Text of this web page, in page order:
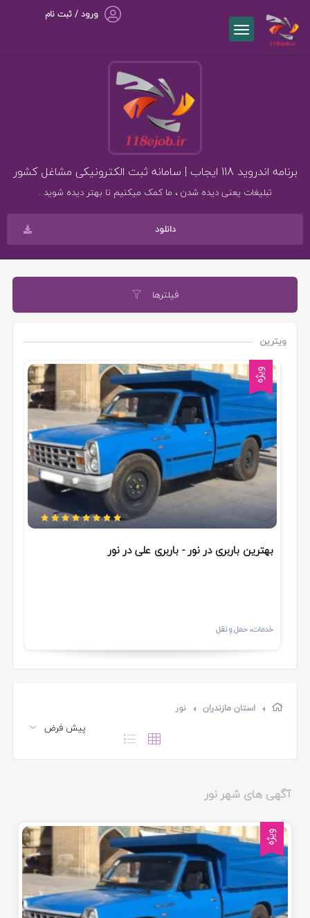
ورود / ثبت نام
برنامه اندروید 118 ایجاب | سامانه ثبت الکترونیکی مشاغل کشور
تبلیغات یعنی دیده شدن ، ما کمک میکنیم تا بهتر دیده شوید .
دانلود
فیلترها
ویترین
ویژه
بهترین باربری در نور - باربری علی در نور
خدمات، حمل و نقل
استان مازندران نور
آگهی های شهر نور
ویژه